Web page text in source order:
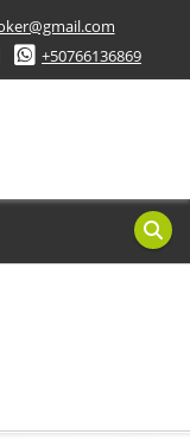
+50766136869